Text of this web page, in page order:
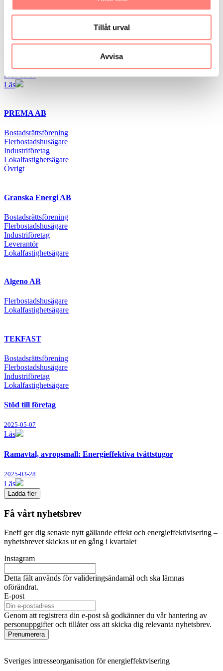
Tillåt urval
Avvisa
2025-11-28
Implementering EPBD Artikel 3: Nationell
2025-10-14
Läs
PREMA AB
Bostadsrättsförening
Flerbostadshusägare
Industriföretag
Lokalfastighetsägare
Övrigt
Granska Energi AB
Bostadsrättsförening
Flerbostadshusägare
Industriföretag
Leverantör
Lokalfastighetsägare
Algeno AB
Flerbostadshusägare
Lokalfastighetsägare
TEKFAST
Bostadsrättsförening
Flerbostadshusägare
Industriföretag
Lokalfastighetsägare
Stöd till företag
2025-05-07
Läs
Ramavtal, avropsmall: Energieffektiva tvättstugor
2025-03-28
Läs
Ladda fler
Få vårt nyhetsbrev
Eneff ger dig senaste nytt gällande effekt och energieffektivisering –
nyhetsbrevet skickas ut en gång i kvartalet
Instagram
Detta fält används för valideringsändamål och ska lämnas
oförändrat.
E-post
Genom att registrera din e-post så godkänner du vår hantering av
personuppgifter och tillåter oss att skicka dig relevanta nyhetsbrev.
Prenumerera
Sveriges intresseorganisation för energieffektvisering